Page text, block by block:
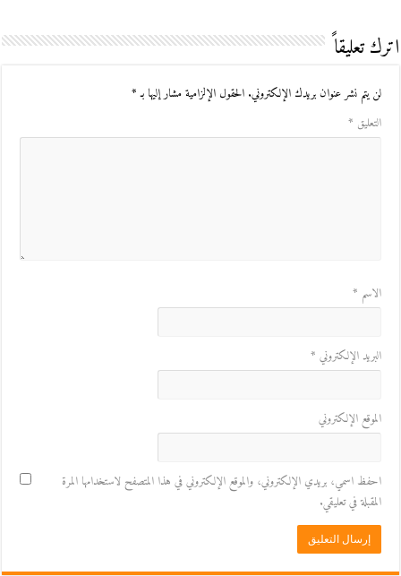
اترك تعليقاً
لن يتم نشر عنوان بريدك الإلكتروني. الحقول الإلزامية مشار إليها بـ*
التعليق *
الاسم *
البريد الإلكتروني *
الموقع الإلكتروني
احفظ اسمي، بريدي الإلكتروني، والموقع الإلكتروني في هذا المتصفح لاستخدامها المرة
المقبلة في تعليقي.